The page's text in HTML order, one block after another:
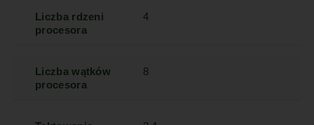
Liczba rdzeni
procesora
4
Liczba wątków
procesora
8